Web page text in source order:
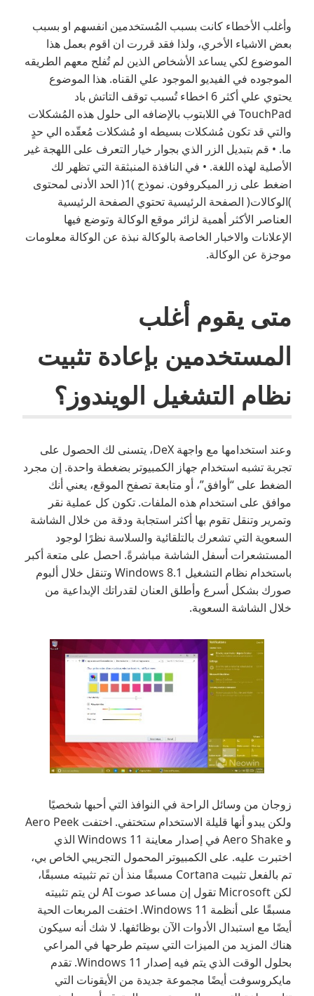
وأغلب الأخطاء كانت بسبب المُستخدمين انفسهم او بسبب
بعض الاشياء الأخري، ولذا فقد قررت ان اقوم بعمل هذا
الموضوع لكي يساعد الأشخاص الذين لم تُفلح معهم الطريقه
الموجوده في الفيديو الموجود علي القناه. هذا الموضوع
يحتوي علي أكثر 6 اخطاء تُسبب توقف التاتش باد
TouchPad في اللابتوب بالإضافه الى حلول هذه المُشكلات
والتي قد تكون مُشكلات بسيطه او مُشكلات مُعقّده الي حدٍ
ما. • قم بتبديل الزر الذي بجوار خيار التعرف على اللهجة غير
الأصلية لهذه اللغة. • في النافذة المنبثقة التي تظهر لك
اضغط على زر الميكروفون. نموذج )1( الحد الأدنى لمحتوى
)الوكالات( الصفحة الرئيسية تحتوي الصفحة الرئيسية
العناصر الأكثر أهمية لزائر موقع الوكالة وتوضع فيها
الإعلانات والاخبار الخاصة بالوكالة نبذة عن الوكالة معلومات
موجزة عن الوكالة.
متى يقوم أغلب
المستخدمين بإعادة تثبيت
نظام التشغيل الويندوز؟
وعند استخدامها مع واجهة DeX، يتسنى لك الحصول على
تجربة تشبه استخدام جهاز الكمبيوتر بضغطة واحدة. إن مجرد
الضغط على “أوافق”، أو متابعة تصفح الموقع، يعني أنك
موافق على استخدام هذه الملفات. تكون كل عملية نقر
وتمرير وتنقل تقوم بها أكثر استجابة ودقة من خلال الشاشة
السعوية التي تشعرك بالتلقائية والسلاسة نظرًا لوجود
المستشعرات أسفل الشاشة مباشرةً. احصل على متعة أكبر
باستخدام نظام التشغيل Windows 8.1 وتنقل خلال ألبوم
صورك بشكل أسرع وأطلق العنان لقدراتك الإبداعية من
خلال الشاشة السعوية.
زوجان من وسائل الراحة في النوافذ التي أحبها شخصيًا
ولكن يبدو أنها قليلة الاستخدام ستختفي. اختفت Aero Peek
و Aero Shake في إصدار معاينة Windows 11 الذي
اختبرت عليه. على الكمبيوتر المحمول التجريبي الخاص بي،
تم بالفعل تثبيت Cortana مسبقًا منذ أن تم تثبيته مسبقًا،
لكن Microsoft تقول إن مساعد صوت AI لن يتم تثبيته
مسبقًا على أنظمة Windows 11. اختفت المربعات الحية
أيضًا مع استبدال الأدوات الآن بوظائفها. لا شك أنه سيكون
هناك المزيد من الميزات التي سيتم طرحها في المراعي
بحلول الوقت الذي يتم فيه إصدار Windows 11. تقدم
مايكروسوفت أيضًا مجموعة جديدة من الأيقونات التي